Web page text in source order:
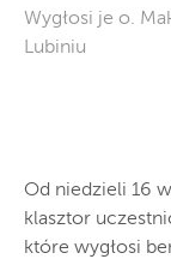
Wygłosi je o.
Lubiniu
Od niedzieli 16
klasztor
które wygłosi